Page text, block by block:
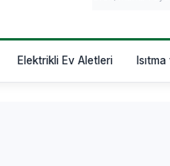
Elektrikli Ev Aletleri